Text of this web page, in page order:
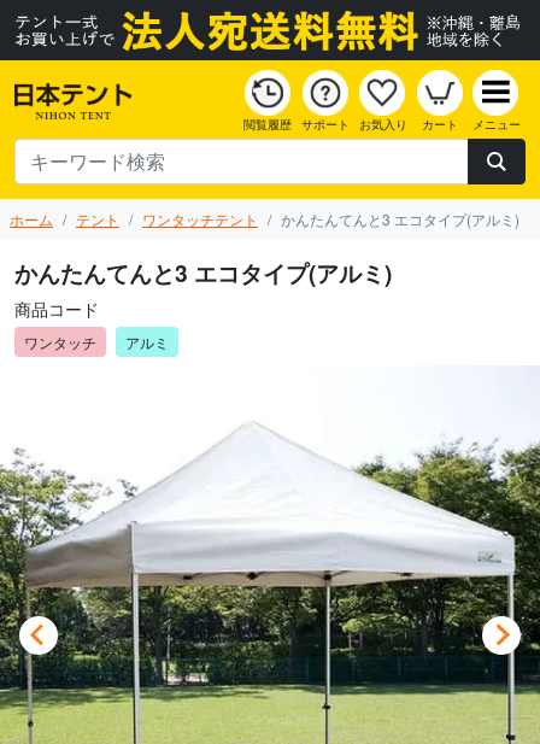
閲覧履歴 サポート お気入り カート メニュー
ホーム テント ワンタッチテント かんたんてんと3 エコタイプ(アルミ)
かんたんてんと3 エコタイプ(アルミ)
商品コード